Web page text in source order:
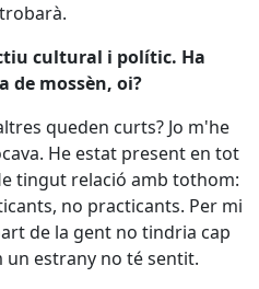
cultural i polític. Ha
de mossèn, oi?
queden curts? Jo m'he
He estat present en tot
tingut relació amb tothom:
no practicants. Per mi
de la gent no tindria cap
un estrany no té sentit.